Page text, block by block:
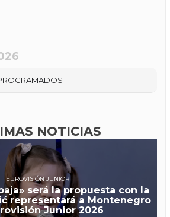
NOTICIAS
EUROVISIÓN JUNIOR
será la propuesta con la
representará a Montenegro
Junior 2026